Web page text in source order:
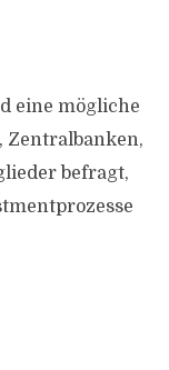
eine mögliche
Zentralbanken,
befragt,